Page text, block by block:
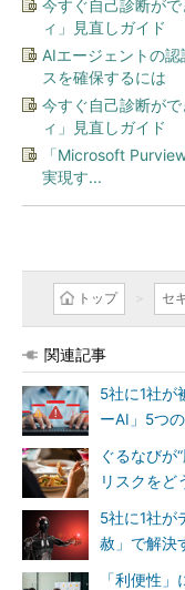
今すぐ自己診断が
ィ」見直しガイド
AIエージェントの
スを確保するには
今すぐ自己診断が
ィ」見直しガイド
「Microsoft
実現す...
トップ セ
関連記事
5社に1社
ーAI」5つ
ぐるなび
リスクをど
5社に1社
赦」で解決
「利便性